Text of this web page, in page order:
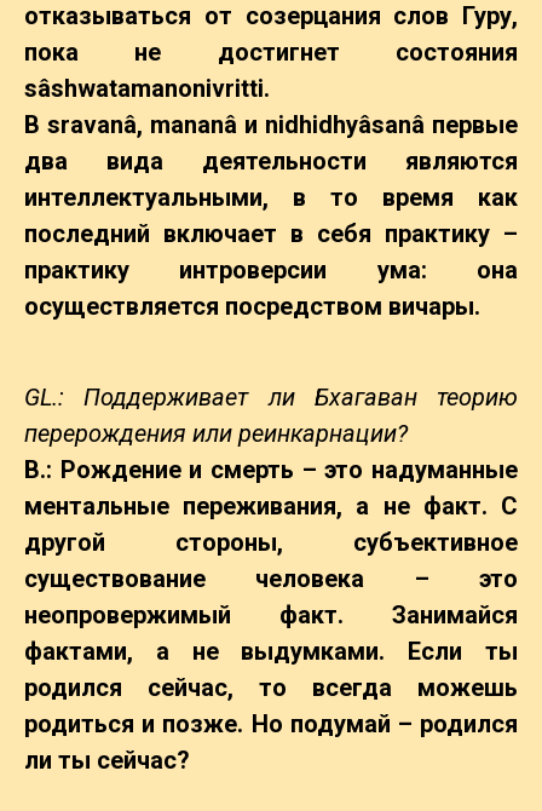
отказываться от созерцания слов Гуру,
пока не достигнет состояния
sâshwatamanonivritti.
В sravanâ, mananâ и nidhidhyâsanâ первые
два вида деятельности являются
интеллектуальными, в то время как
последний включает в себя практику –
практику интроверсии ума: она
осуществляется посредством вичары.
GL.: Поддерживает ли Бхагаван теорию
перерождения или реинкарнации?
B.: Рождение и смерть – это надуманные
ментальные переживания, а не факт. С
другой стороны, субъективное
существование человека – это
неопровержимый факт. Занимайся
фактами, а не выдумками. Если ты
родился сейчас, то всегда можешь
родиться и позже. Но подумай – родился
ли ты сейчас?